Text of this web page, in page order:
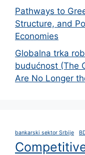
Pathways to
Structure, and
Economies
Globalna trka
budućnost (The
Are No Longer
bankarski sektor Srbije